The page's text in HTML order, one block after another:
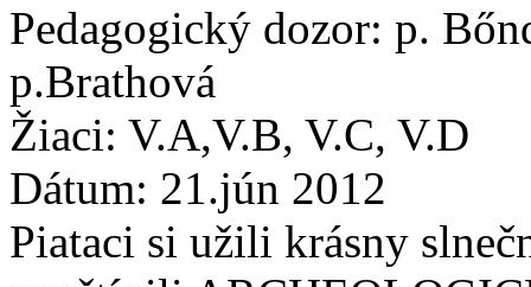
Pedagogický dozor: p.
p.Brathová
Žiaci: V.A,V.B, V.C, V.D
Dátum: 21.jún 2012
Piataci si užili krásny